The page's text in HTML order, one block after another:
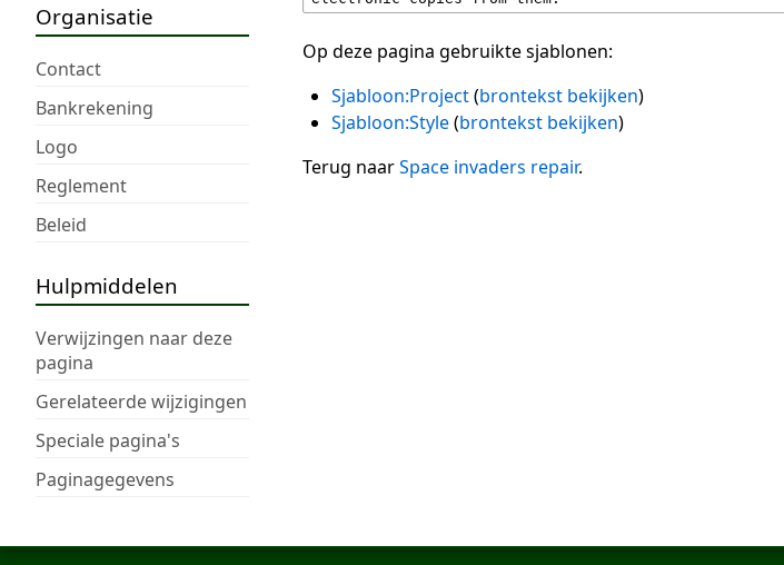
Organisatie
Contact
Bankrekening
Logo
Reglement
Beleid
Hulpmiddelen
Verwijzingen naar deze
pagina
Gerelateerde wijzigingen
Speciale pagina's
Paginagegevens
Op deze pagina gebruikte sjablonen:
Sjabloon:Project(brontekst bekijken)
Sjabloon:Style(brontekst bekijken)
Terug naarSpace invaders repair.